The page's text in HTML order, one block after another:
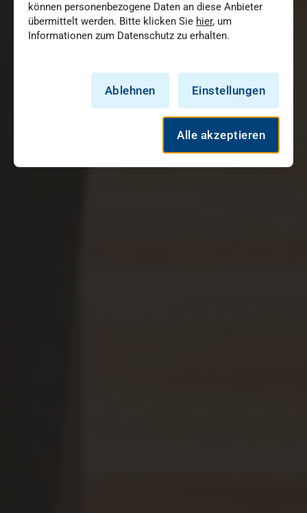
können personenbezogene Daten an diese Anbieter
übermittelt werden. Bitte klicken Sie hier, um
Informationen zum Datenschutz zu erhalten.
Ablehnen Einstellungen
Alle akzeptieren